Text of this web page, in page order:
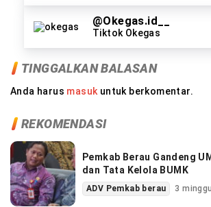
@Okegas.id__
Tiktok Okegas
TINGGALKAN BALASAN
Anda harus masuk untuk berkomentar.
REKOMENDASI
Pemkab Berau Gandeng
dan Tata Kelola BUMK
ADV Pemkab berau 3